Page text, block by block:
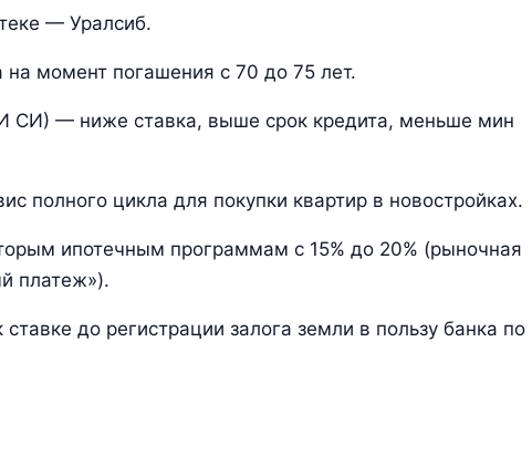
— Уралсиб.
момент погашения с 70 до 75 лет.
СИ) — ниже ставка, выше срок кредита, меньше мин
полного цикла для покупки квартир в новостройках.
ипотечным программам с 15% до 20% (рыночная
платеж»).
до регистрации залога земли в пользу банка по